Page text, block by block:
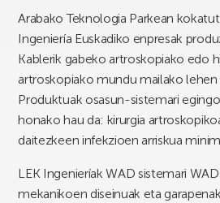
Arabako Teknologia Parkean
Ingeniería Euskadiko enpresak
Kablerik gabeko artroskopiako edo
artroskopiako mundu mailako lehen
Produktuak osasun-sistemari
honako hau da: kirurgia
daitezkeen infekzioen arriskua
LEK Ingenieríak WAD sistemari
mekanikoen diseinuak eta